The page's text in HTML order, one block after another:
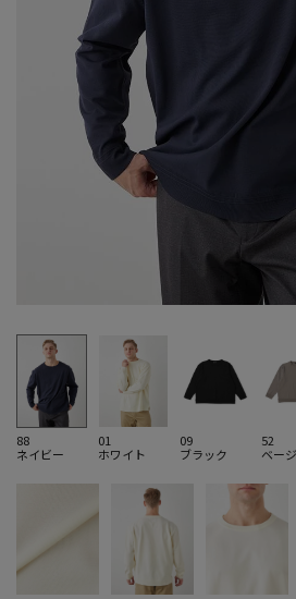
88
ネイビー
01
ホワイト
09
ブラック
52
ベー